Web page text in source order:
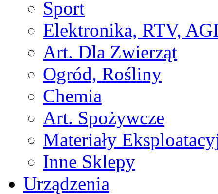
Sport
Elektronika, RTV,
Art. Dla Zwierząt
Ogród, Rośliny
Chemia
Art. Spożywcze
Materiały
Inne Sklepy
Urządzenia